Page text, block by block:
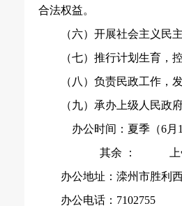
合法权益。
（六）开展社会主义民
（七）推行计划生育，
（八）负责民政工作，
（九）承办上级人民政
办公时间：夏季（6月
其余
：
办公地址：滦州市胜利西
办公电话：7102755